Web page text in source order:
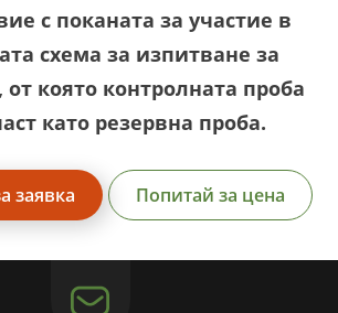
с поканата за участие в
схема за изпитване за
от която контролната проба
като резервна проба.
заявка Попитай за цена